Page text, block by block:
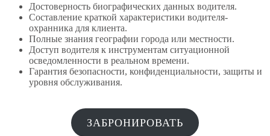
Достоверность биографических данных водителя.
Составление краткой характеристики водителя-
охранника для клиента.
Полные знания географии города или местности.
Доступ водителя к инструментам ситуационной
осведомленности в реальном времени.
Гарантия безопасности, конфиденциальности, защиты и
уровня обслуживания.
ЗАБРОНИРОВАТЬ